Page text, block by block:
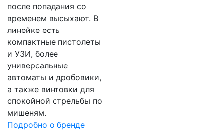
после попадания со
временем высыхают. В
линейке есть
компактные пистолеты
и УЗИ, более
универсальные
автоматы и дробовики,
а также винтовки для
спокойной стрельбы по
мишеням.
Подробно о бренде